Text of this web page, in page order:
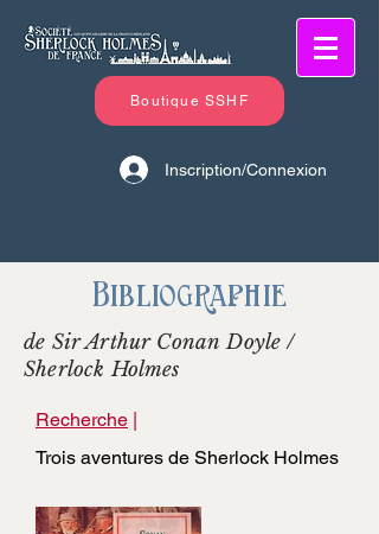
Boutique SSHF
Inscription/Connexion
Bibliographie
de Sir Arthur Conan Doyle /
Sherlock Holmes
Recherche |
Trois aventures de Sherlock Holmes